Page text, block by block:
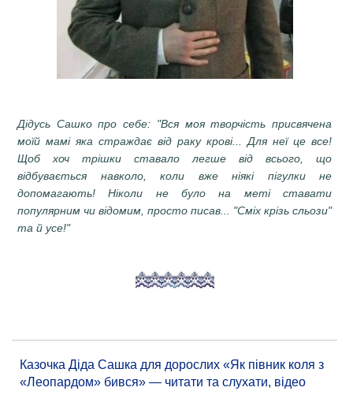
Дідусь Сашко про себе: "Вся моя творчість присвячена
моїй мамі яка страждає від раку крові... Для неї це все!
Щоб хоч трішки ставало легше від всього, що
відбувається навколо, коли вже ніякі пігулки не
допомагають! Ніколи не було на меті ставати
популярним чи відомим, просто писав... "Сміх крізь сльози"
та й усе!"
Казочка Діда Сашка для дорослих «Як півник коля з
«Леопардом» бився» — читати та слухати, відео